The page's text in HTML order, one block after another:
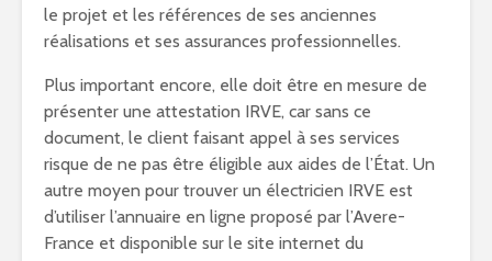
le projet et les références de ses anciennes
réalisations et ses assurances professionnelles.
Plus important encore, elle doit être en mesure de
présenter une attestation IRVE, car sans ce
document, le client faisant appel à ses services
risque de ne pas être éligible aux aides de l’État. Un
autre moyen pour trouver un électricien IRVE est
d’utiliser l’annuaire en ligne proposé par l’Avere-
France et disponible sur le site internet du